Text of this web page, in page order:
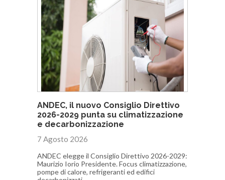
ANDEC, il nuovo Consiglio Direttivo
2026-2029 punta su climatizzazione
e decarbonizzazione
7 Agosto 2026
ANDEC elegge il Consiglio Direttivo 2026-2029:
Maurizio Iorio Presidente. Focus climatizzazione,
pompe di calore, refrigeranti ed edifici